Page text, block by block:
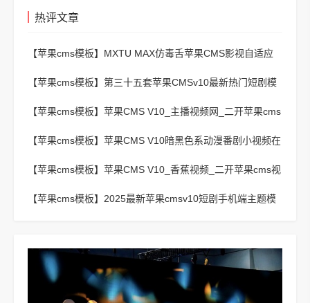
热评文章
【苹果cms模板】 MXTU MAX仿毒舌苹果CMS影视自适应
【苹果cms模板】 第三十五套苹果CMSv10最新热门短剧模
【苹果cms模板】 苹果CMS V10_主播视频网_二开苹果cms
【苹果cms模板】 苹果CMS V10暗黑色系动漫番剧小视频在
【苹果cms模板】 苹果CMS V10_香蕉视频_二开苹果cms视
【苹果cms模板】 2025最新苹果cmsv10短剧手机端主题模